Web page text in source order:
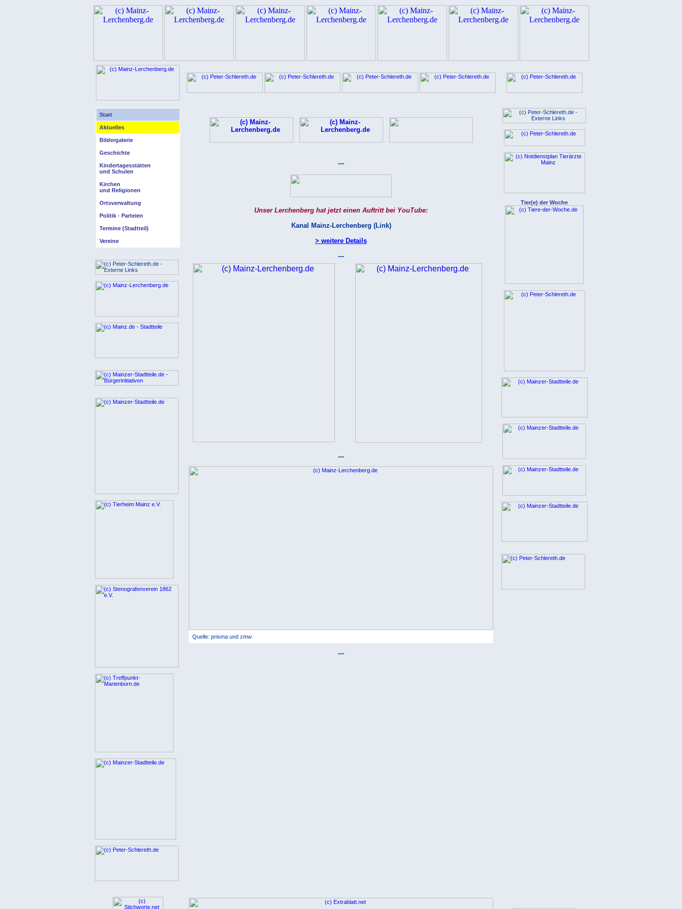
Start
Aktuelles
Bildergalerie
Geschichte
Kindertagesstätten
und Schulen
Kirchen
und Religionen
Ortsverwaltung
Politik - Parteien
Termine (Stadtteil)
Vereine
---
Unser Lerchenberg hat jetzt einen Auftritt bei YouTube:
Kanal Mainz-Lerchenberg (Link)
> weitere Details
---
---
Quelle: prisma und zmw
---
Tier(e) der Woche